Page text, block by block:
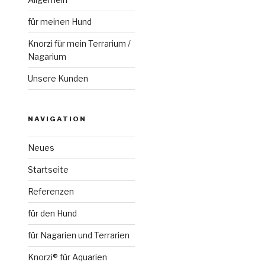
für meinen Hund
Knorzi für mein Terrarium /
Nagarium
Unsere Kunden
NAVIGATION
Neues
Startseite
Referenzen
für den Hund
für Nagarien und Terrarien
Knorzi® für Aquarien